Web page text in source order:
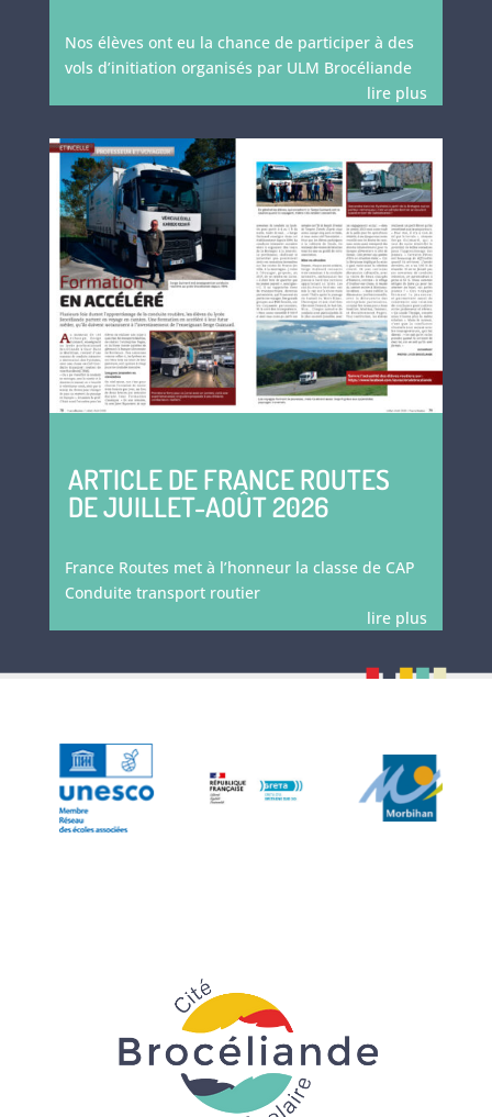
Nos élèves ont eu la chance de participer à des
vols d’initiation organisés par ULM Brocéliande
lire plus
ARTICLE DE FRANCE ROUTES
DE JUILLET-AOÛT 2026
France Routes met à l’honneur la classe de CAP
Conduite transport routier
lire plus